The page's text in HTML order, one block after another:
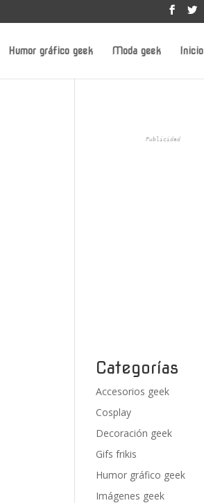
Humor gráfico geek Moda geek Inicio
Publicidad
Categorías
Accesorios geek
Cosplay
Decoración geek
Gifs frikis
Humor gráfico geek
Imágenes geek